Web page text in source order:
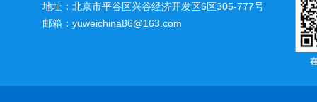
地址：北京市平谷区兴谷经济开发区6区305-777号
邮箱：yuweichina86@163.com